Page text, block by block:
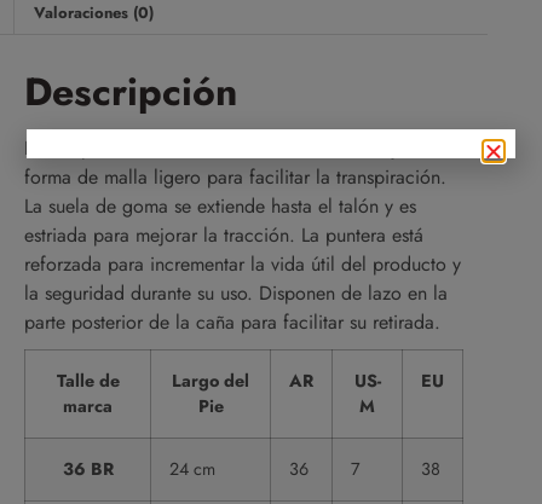
Valoraciones (0)
Descripción
El cuerpo de las botas está construido con tejido en
forma de malla ligero para facilitar la transpiración.
La suela de goma se extiende hasta el talón y es
estriada para mejorar la tracción. La puntera está
reforzada para incrementar la vida útil del producto y
la seguridad durante su uso. Disponen de lazo en la
parte posterior de la caña para facilitar su retirada.
Talle de
marca
Largo del
Pie
AR
US-
M
EU
36 BR 24 cm 36 7 38